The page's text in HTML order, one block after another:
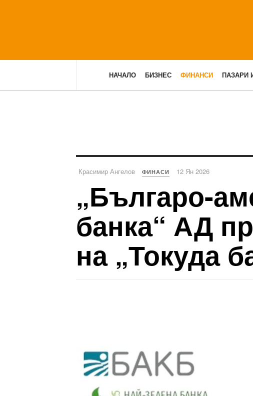
НАЧАЛО БИЗНЕС ФИНАНСИ ПАЗАРИ
Красимир Ангелов ФИНАСИ 12 Ян 2026
„Българо-
банка“ АД
на „Токуда